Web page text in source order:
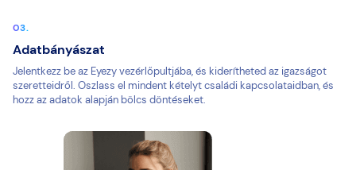
Adatbányászat
Jelentkezz be az Eyezy vezérlőpultjába, és kiderítheted az igazságot
szeretteidről. Oszlass el mindent kételyt családi kapcsolataidban, és
hozz az adatok alapján bölcs döntéseket.